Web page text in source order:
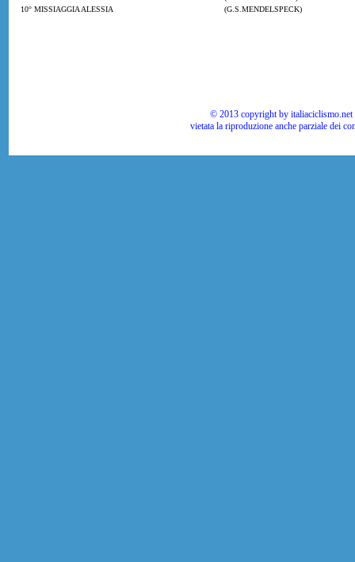
10° MISSIAGGIA ALESSIA
(G.S.MENDELSPECK)
© 2013 copyright by
vietata la riproduzione anche parziale dei